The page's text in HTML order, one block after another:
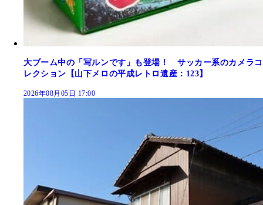
大ブーム中の「写ルンです」も登場！ サッカー系のカメラコ
レクション【山下メロの平成レトロ遺産：123】
2026年08月05日 17:00